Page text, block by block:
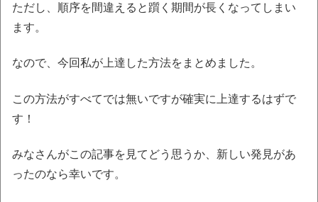
ただし、順序を間違えると躓く期間が長くなってしまい
ます。
なので、今回私が上達した方法をまとめました。
この方法がすべてでは無いですが確実に上達するはずで
す！
みなさんがこの記事を見てどう思うか、新しい発見があ
ったのなら幸いです。